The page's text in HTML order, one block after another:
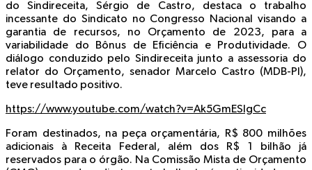
do Sindireceita, Sérgio de Castro, destaca o trabalho
incessante do Sindicato no Congresso Nacional visando a
garantia de recursos, no Orçamento de 2023, para a
variabilidade do Bônus de Eficiência e Produtividade. O
diálogo conduzido pelo Sindireceita junto a assessoria do
relator do Orçamento, senador Marcelo Castro (MDB-PI),
teve resultado positivo.
https://www.youtube.com/watch?v=Ak5GmESlgCc
Foram destinados, na peça orçamentária, R$ 800 milhões
adicionais à Receita Federal, além dos R$ 1 bilhão já
reservados para o órgão. Na Comissão Mista de Orçamento